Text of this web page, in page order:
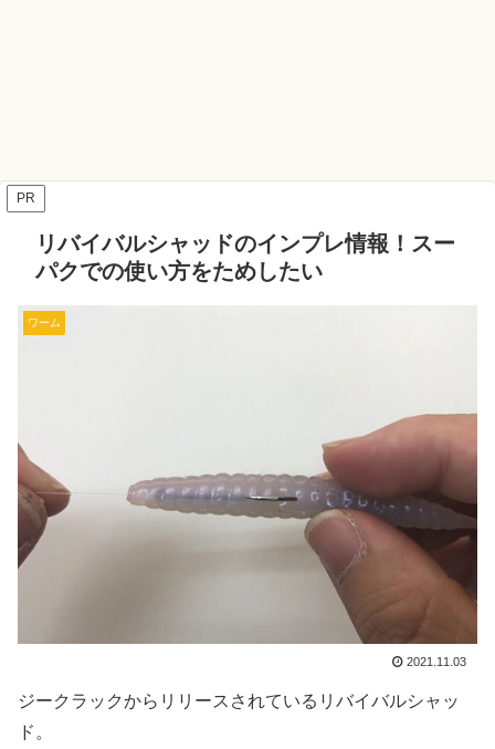
PR
リバイバルシャッドのインプレ情報！スー
パクでの使い方をためしたい
ワーム
2021.11.03
ジークラックからリリースされているリバイバルシャッ
ド。